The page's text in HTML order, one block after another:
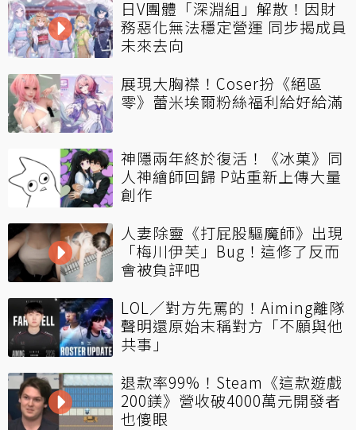
日V團體「深淵組」解散！因財
務惡化無法穩定營運 同步揭成員
未來去向
展現大胸襟！Coser扮《絕區
零》蕾米埃爾粉絲福利給好給滿
神隱兩年終於復活！《冰菓》同
人神繪師回歸 P站重新上傳大量
創作
人妻除靈《打屁股驅魔師》出現
「梅川伊芙」Bug！這修了反而
會被負評吧
LOL／對方先罵的！Aiming離隊
聲明還原始末稱對方「不願與他
共事」
退款率99%！Steam《這款遊戲
200鎂》營收破4000萬元開發者
也傻眼